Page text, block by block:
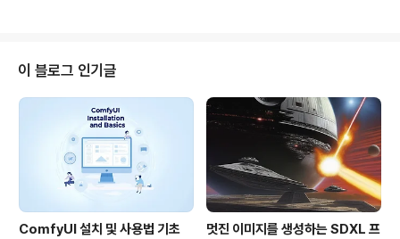
는 않네요.크루즈에서 내려서 우선 역으로 갈 생각이었습
니다. 역까지 택시비는 20유로 정도 달라더군요. 너무 바
가지이긴 한데 그러려고 했습니다. 그런데 택시 운전사가
폼페이까지 70유로에 데려다 주겠다고 호객행위를 했습니
다. 나폴리 역에 내려서 기차표를 사고 역까지 가서 다시 폼
페이 유적까지 가는 것보다 그냥 택시타..
이 블로그 인기글
ComfyUI 설치 및 사용법 기초
멋진 이미지를 생성하는 SDXL 프